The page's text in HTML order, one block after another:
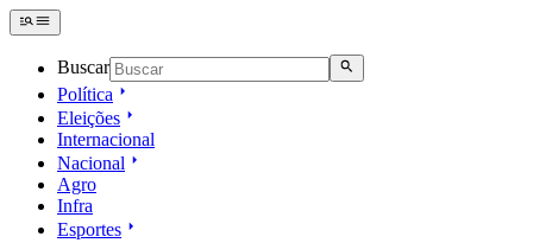
Buscar
Política
Eleições
Internacional
Nacional
Agro
Infra
Esportes